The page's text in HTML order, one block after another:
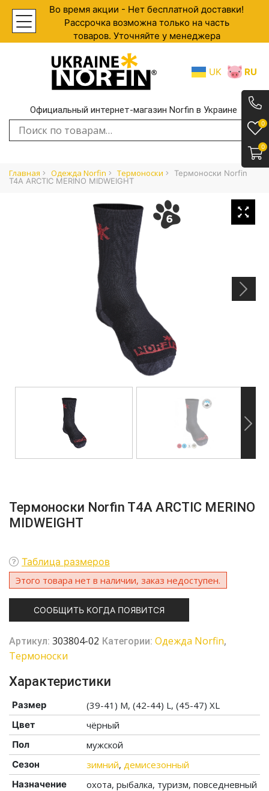
Во время акции - Нет бесплатной доставки!
Рассрочка возможна только на часть
товаров. Уточняйте у менеджера
UK RU
Официальный интернет-магазин Norfin в Украине
Искать:
Главная Одежда Norfin Термоноски
Термоноски Norfin
T4A ARCTIC MERINO MIDWEIGHT
0
0
Термоноски Norfin T4A ARCTIC MERINO
MIDWEIGHT
Таблица размеров
Этого товара нет в наличии, заказ недоступен.
СООБЩИТЬ КОГДА ПОЯВИТСЯ
Артикул: 303804-02 Категории: Одежда Norfin,
Термоноски
Характеристики
Размер (39-41) M, (42-44) L, (45-47) XL
Цвет чёрный
Пол мужской
Сезон зимний, демисезонный
Назначение охота, рыбалка, туризм, повседневный